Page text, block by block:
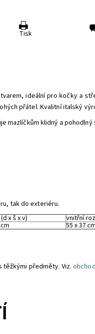
Tisk
ideální pro kočky a
přátel. Kvalitní italský
mazlíčkům klidný a pohodlný
tak do exteriéru.
x š x v) vnitřní
55 x 37 cm
těžkými předměty. Viz.